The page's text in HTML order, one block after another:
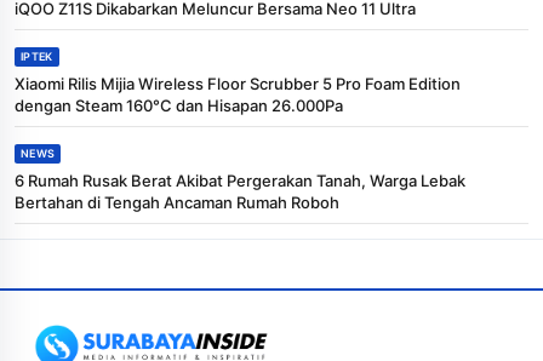
iQOO Z11S Dikabarkan Meluncur Bersama Neo 11 Ultra
IPTEK
Xiaomi Rilis Mijia Wireless Floor Scrubber 5 Pro Foam Edition
dengan Steam 160°C dan Hisapan 26.000Pa
NEWS
6 Rumah Rusak Berat Akibat Pergerakan Tanah, Warga Lebak
Bertahan di Tengah Ancaman Rumah Roboh